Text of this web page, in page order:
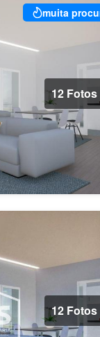
muita
12 Fotos
12 Fotos